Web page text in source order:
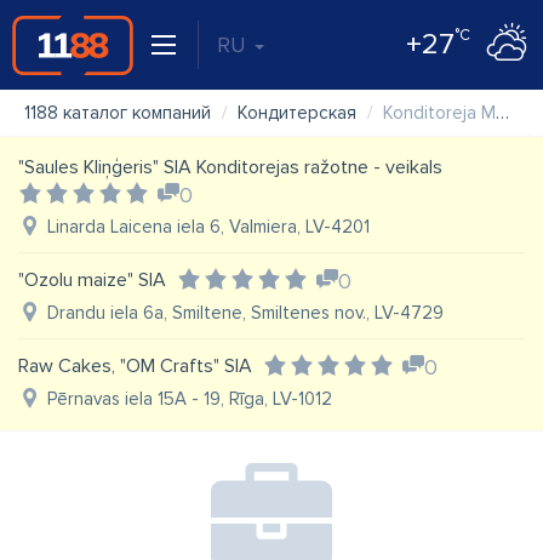
RU +27°C
1188 каталог компаний Кондитерская Konditoreja Melānija
"Saules Kliņģeris" SIA Konditorejas ražotne - veikals
0
Linarda Laicena iela 6, Valmiera, LV-4201
"Ozolu maize" SIA 0
Drandu iela 6a, Smiltene, Smiltenes nov., LV-4729
Raw Cakes, "OM Crafts" SIA 0
Pērnavas iela 15A - 19, Rīga, LV-1012